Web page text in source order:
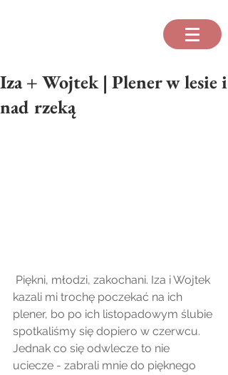
Iza + Wojtek | Plener w lesie i
nad rzeką
kazali mi trochę poczekać na ich
plener, bo po ich listopadowym ślubie
spotkaliśmy się dopiero w czerwcu.
Jednak co się odwlecze to nie
uciecze - zabrali mnie do pięknego